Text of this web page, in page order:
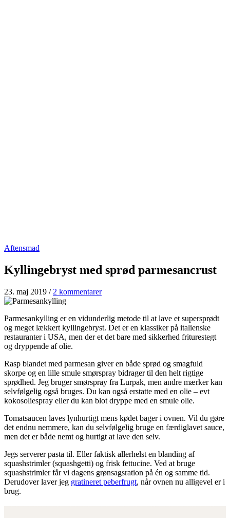
Aftensmad
Kyllingebryst med sprød parmesancrust
23. maj 2019 / 2 kommentarer
Parmesankylling er en vidunderlig metode til at lave et supersprødt
og meget lækkert kyllingebryst. Det er en klassiker på italienske
restauranter i USA, men der et det bare med sikkerhed friturestegt
og dryppende af olie.
Rasp blandet med parmesan giver en både sprød og smagfuld
skorpe og en lille smule smørspray bidrager til den helt rigtige
sprødhed. Jeg bruger smørspray fra Lurpak, men andre mærker kan
selvfølgelig også bruges. Du kan også erstatte med en olie – evt
kokosoliespray eller du kan blot dryppe med en smule olie.
Tomatsaucen laves lynhurtigt mens kødet bager i ovnen. Vil du gøre
det endnu nemmere, kan du selvfølgelig bruge en færdiglavet sauce,
men det er både nemt og hurtigt at lave den selv.
Jegs serverer pasta til. Eller faktisk allerhelst en blanding af
squashstrimler (squashgetti) og frisk fettucine. Ved at bruge
squashstrimler får vi dagens grønsagsration på én og samme tid.
Derudover laver jeg gratineret peberfrugt, når ovnen nu alligevel er i
brug.